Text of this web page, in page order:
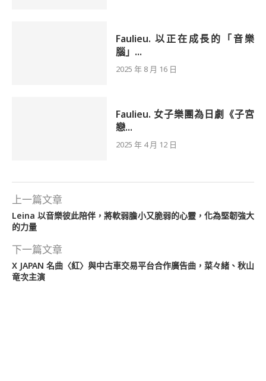
Faulieu. 以正在成長的「音樂
腦」...
2025 年 8 月 16 日
Faulieu. 女子樂團為日劇《子宮
戀...
2025 年 4 月 12 日
上一篇文章
Leina 以音樂彼此陪伴，將軟弱膽小又脆弱的心靈，化為堅韌強大
的力量
下一篇文章
X JAPAN 名曲〈紅〉與中古車交易平台合作廣告曲，菜々緒、秋山
竜次主演